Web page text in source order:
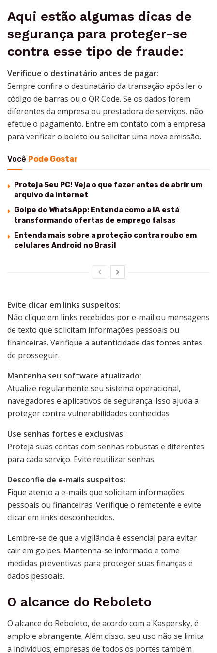
Aqui estão algumas dicas de
segurança para proteger-se
contra esse tipo de fraude:
Verifique o destinatário antes de pagar:
Sempre confira o destinatário da transação após ler o
código de barras ou o QR Code. Se os dados forem
diferentes da empresa ou prestadora de serviços, não
efetue o pagamento. Entre em contato com a empresa
para verificar o boleto ou solicitar uma nova emissão.
Você Pode Gostar
Proteja Seu PC! Veja o que fazer antes de abrir um
arquivo da internet
Golpe do WhatsApp: Entenda como a IA está
transformando ofertas de emprego falsas
Entenda mais sobre a proteção contra roubo em
celulares Android no Brasil
Evite clicar em links suspeitos:
Não clique em links recebidos por e-mail ou mensagens
de texto que solicitam informações pessoais ou
financeiras. Verifique a autenticidade das fontes antes
de prosseguir.
Mantenha seu software atualizado:
Atualize regularmente seu sistema operacional,
navegadores e aplicativos de segurança. Isso ajuda a
proteger contra vulnerabilidades conhecidas.
Use senhas fortes e exclusivas:
Proteja suas contas com senhas robustas e diferentes
para cada serviço. Evite reutilizar senhas.
Desconfie de e-mails suspeitos:
Fique atento a e-mails que solicitam informações
pessoais ou financeiras. Verifique o remetente e evite
clicar em links desconhecidos.
Lembre-se de que a vigilância é essencial para evitar
cair em golpes. Mantenha-se informado e tome
medidas preventivas para proteger suas finanças e
dados pessoais.
O alcance do Reboleto
O alcance do Reboleto, de acordo com a Kaspersky, é
amplo e abrangente. Além disso, seu uso não se limita
a indivíduos; empresas de todos os portes também